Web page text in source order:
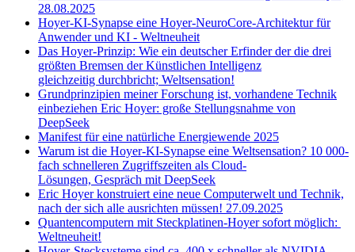
28.08.2025
Hoyer-KI-Synapse eine Hoyer-NeuroCore-Architektur für
Anwender und KI - Weltneuheit
Das Hoyer-Prinzip: Wie ein deutscher Erfinder der die drei
größten Bremsen der Künstlichen Intelligenz
gleichzeitig durchbricht; Weltsensation!
Grundprinzipien meiner Forschung ist, vorhandene Technik
einbeziehen Eric Hoyer: große Stellungsnahme von
DeepSeek
Manifest für eine natürliche Energiewende 2025
Warum ist die Hoyer-KI-Synapse eine Weltsensation? 10 000-
fach schnelleren Zugriffszeiten als Cloud-
Lösungen, Gespräch mit DeepSeek
Eric Hoyer konstruiert eine neue Computerwelt und Technik,
nach der sich alle ausrichten müssen! 27.09.2025
Quantencomputern mit Steckplatinen-Hoyer sofort möglich:
Weltneuheit!